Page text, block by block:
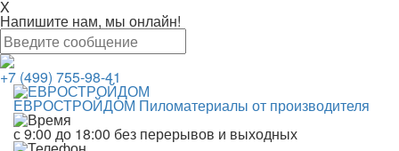
X
Напишите нам, мы онлайн!
+7 (499) 755-98-41
ЕВРОСТРОЙДОМ Пиломатериалы от производителя
с 9:00 до 18:00 без перерывов и выходных